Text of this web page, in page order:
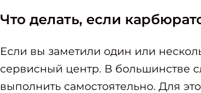
Что делать, если
Если вы заметили один или
сервисный центр. В большинстве
выполнить самостоятельно. Для